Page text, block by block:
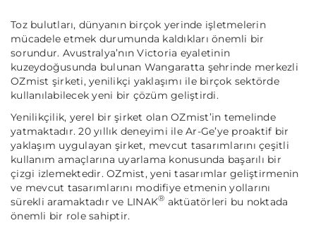
Toz bulutları, dünyanın birçok yerinde işletmelerin
mücadele etmek durumunda kaldıkları önemli bir
sorundur. Avustralya’nın Victoria eyaletinin
kuzeydoğusunda bulunan Wangaratta şehrinde merkezli
OZmist şirketi, yenilikçi yaklaşımı ile birçok sektörde
kullanılabilecek yeni bir çözüm geliştirdi.
Yenilikçilik, yerel bir şirket olan OZmist’in temelinde
yatmaktadır. 20 yıllık deneyimi ile Ar-Ge’ye proaktif bir
yaklaşım uygulayan şirket, mevcut tasarımlarını çeşitli
kullanım amaçlarına uyarlama konusunda başarılı bir
çizgi izlemektedir. OZmist, yeni tasarımlar geliştirmenin
ve mevcut tasarımlarını modifiye etmenin yollarını
sürekli aramaktadır ve LINAK® aktüatörleri bu noktada
önemli bir role sahiptir.